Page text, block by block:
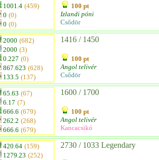
1001.4 (459)
0 (0)
0 (0)
100 pt
Izlandi póni
Csődör
2000 (682)
2000 (3)
0.227 (0)
867.623 (628)
133.5 (137)
1416 / 1450
100 pt
Angol telivér
Csődör
65.63 (67)
6.17 (7)
666.6 (679)
262.2 (268)
666.6 (679)
1600 / 1700
100 pt
Angol telivér
Kancacsikó
420.64 (159)
1279.23 (252)
2730 / 1033 Legendary